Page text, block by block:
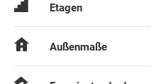
Etagen
Außenmaße